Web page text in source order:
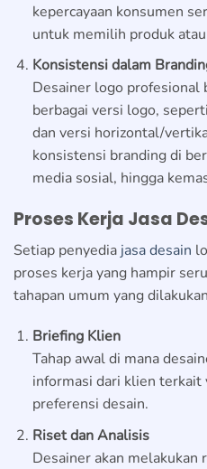
kepercayaan konsumen
untuk memilih produk
Konsistensi dalam
Desainer logo profesional
berbagai versi logo,
dan versi horizontal/
konsistensi branding di
media sosial, hingga
Proses Kerja Jasa
Setiap penyedia jasa desain
proses kerja yang hampir
tahapan umum yang
Briefing Klien
Tahap awal di mana
informasi dari klien terkait
preferensi desain.
Riset dan Analisis
Desainer akan